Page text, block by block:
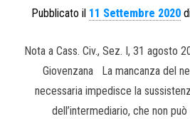
Pubblicato il 11 Settembre 2020
Nota a Cass. Civ., Sez. I, 31 agosto
Giovenzana La mancanza del
necessaria impedisce la
dell’intermediario, che non